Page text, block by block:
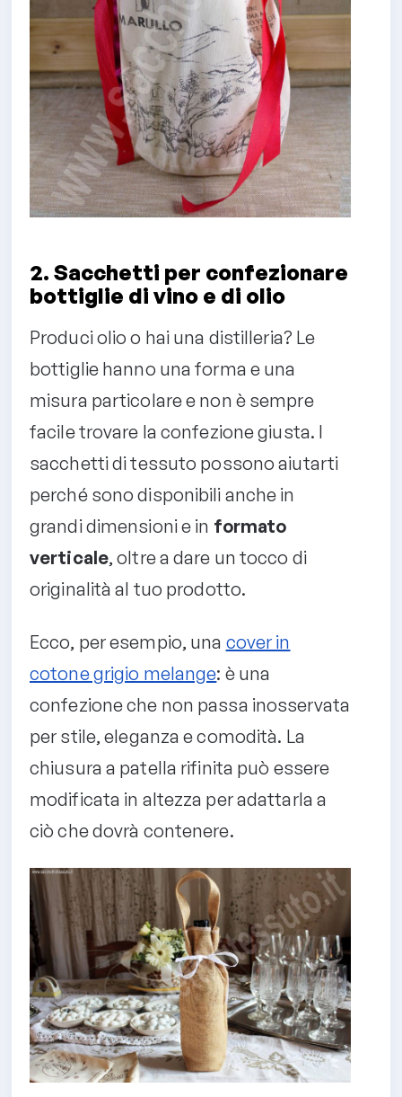
2. Sacchetti per confezionare
bottiglie di vino e di olio
Produci olio o hai una distilleria? Le
bottiglie hanno una forma e una
misura particolare e non è sempre
facile trovare la confezione giusta. I
sacchetti di tessuto possono aiutarti
perché sono disponibili anche in
grandi dimensioni e in formato
verticale, oltre a dare un tocco di
originalità al tuo prodotto.
Ecco, per esempio, una cover in
cotone grigio melange: è una
confezione che non passa inosservata
per stile, eleganza e comodità. La
chiusura a patella rifinita può essere
modificata in altezza per adattarla a
ciò che dovrà contenere.